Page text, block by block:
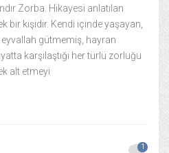
Zorba. Hikayesi anlatılan
bir kişidir. Kendi içinde yaşayan,
gütmemiş, hayran
karşılaştığı her türlü zorluğu
alt etmeyi
1